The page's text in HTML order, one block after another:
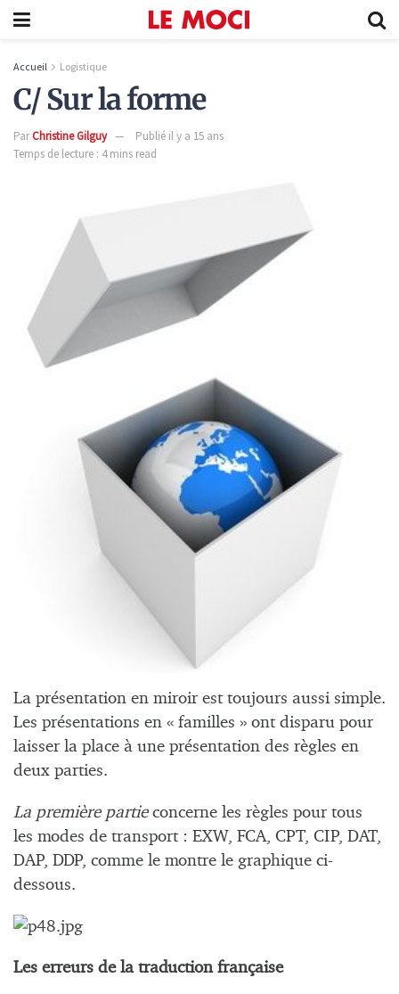
Accueil Logistique
C/ Sur la forme
ParChristine Gilguy
Publié il y a 15 ans
Temps de lecture : 4 mins read
La présentation en miroir est toujours aussi simple.
Les présentations en « familles » ont disparu pour
laisser la place à une présentation des règles en
deux parties.
La première partieconcerne les règles pour tous
les modes de transport : EXW, FCA, CPT, CIP, DAT,
DAP, DDP, comme le montre le graphique ci-
dessous.
Les erreurs de la traduction française